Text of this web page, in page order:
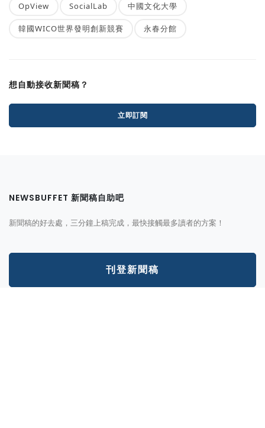
OpView SocialLab 中國文化大學
韓國WICO世界發明創新競賽 永春分館
想自動接收新聞稿？
立即訂閱
NEWSBUFFET 新聞稿自助吧
新聞稿的好去處，三分鐘上稿完成，最快接觸最多讀者的方案！
刊登新聞稿